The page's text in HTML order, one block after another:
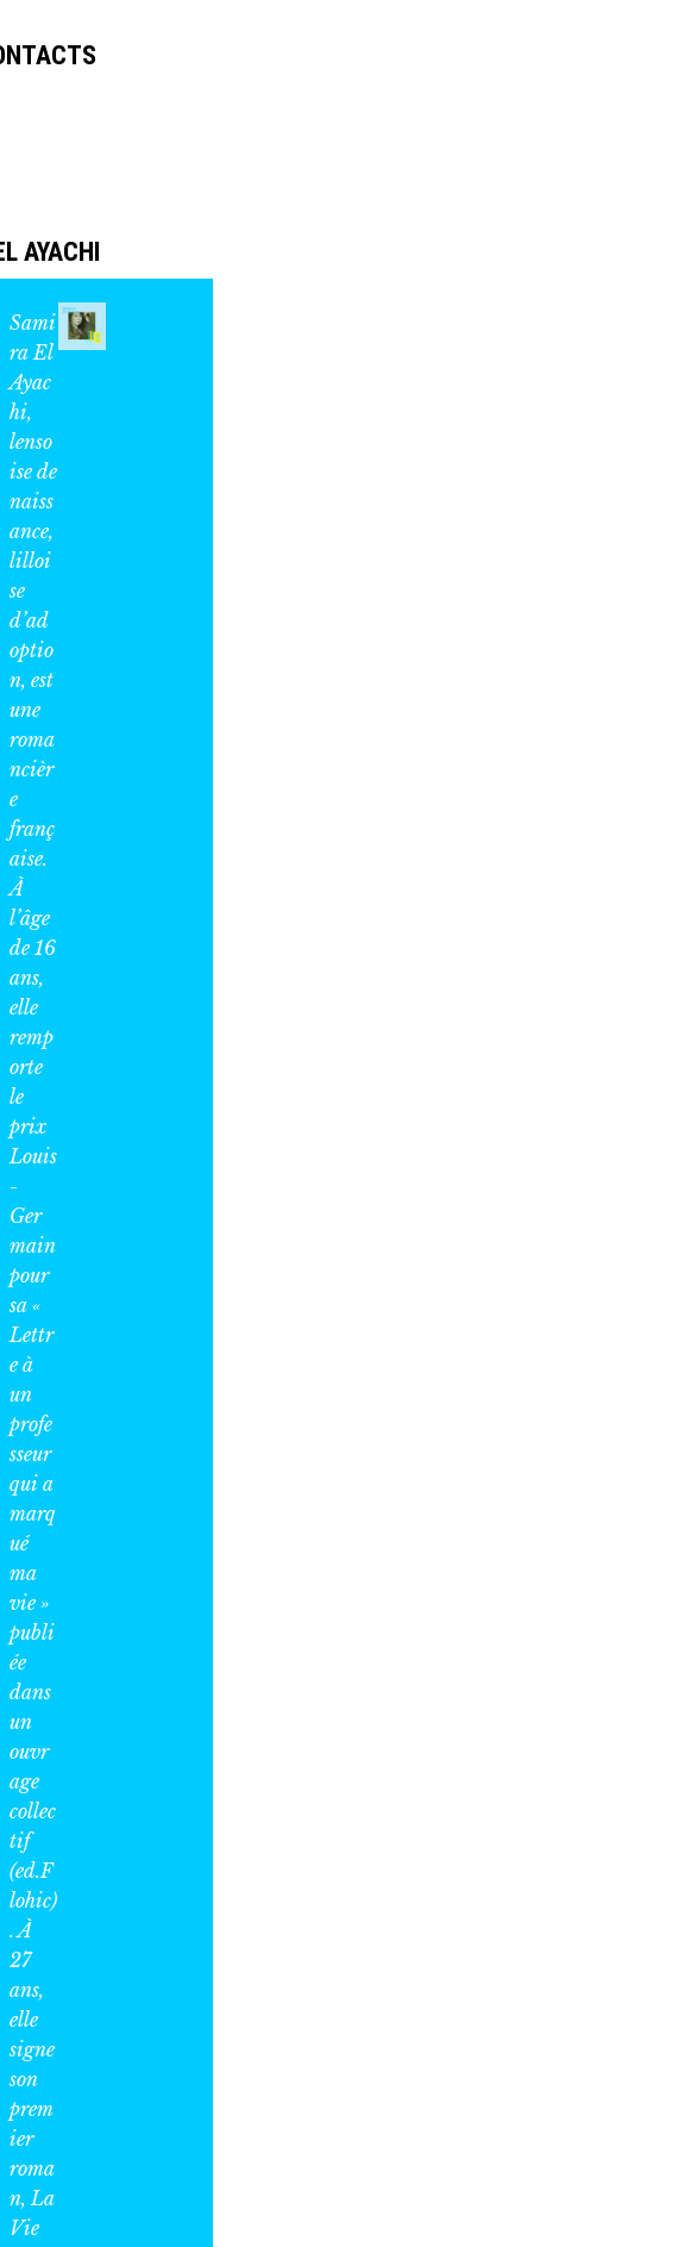
AYACHI
Sami
ra El
Ayac
hi,
lenso
ise de
naiss
ance,
lilloi
se
d’ad
optio
n, est
une
roma
ncièr
e
franç
aise.
À
l’âge
de 16
ans,
elle
remp
orte
le
prix
Louis
-
Ger
main
pour
sa «
Lettr
e à
un
profe
sseur
qui a
marq
ué
ma
vie »
publi
ée
dans
un
ouvr
age
collec
tif
(ed.F
lohic)
. À
27
ans,
elle
signe
son
prem
ier
roma
n, La
Vie